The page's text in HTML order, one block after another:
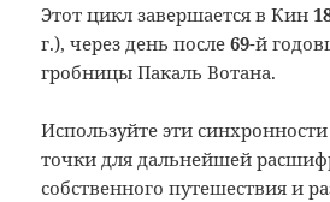
Этот цикл завершается в Кин
г.), через день после69-й
гробницы Пакаль Вотана.
Используйте эти
точки для дальнейшей
собственного путешествия и